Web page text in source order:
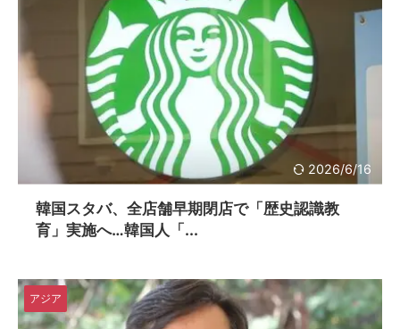
2026/6/16
韓国スタバ、全店舗早期閉店で「歴史認識教
育」実施へ…韓国人「...
アジア